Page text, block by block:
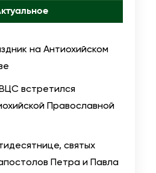
на Антиохийском
встретился
Православной
святых
Петра и Павла